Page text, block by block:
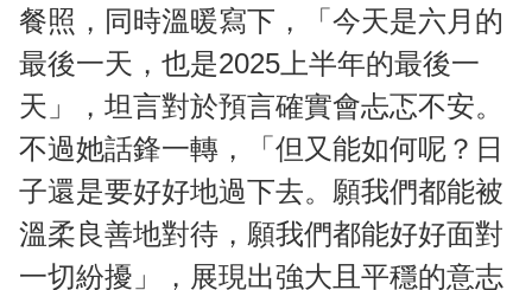
餐照，同時溫暖寫下，「今天是六月的
最後一天，也是2025上半年的最後一
天」，坦言對於預言確實會忐忑不安。
不過她話鋒一轉，「但又能如何呢？日
子還是要好好地過下去。願我們都能被
溫柔良善地對待，願我們都能好好面對
一切紛擾」，展現出強大且平穩的意志